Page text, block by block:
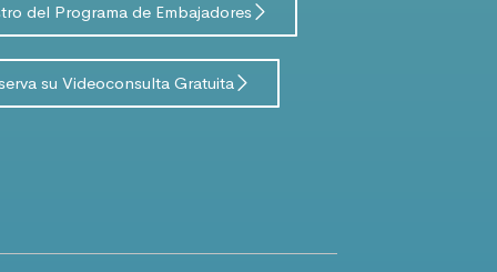
del Programa de Embajadores
su Videoconsulta Gratuita